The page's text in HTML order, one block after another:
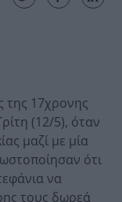
της 17χρονης
(12/5), όταν
μαζί με μία
ότι
να
τους δωρεά